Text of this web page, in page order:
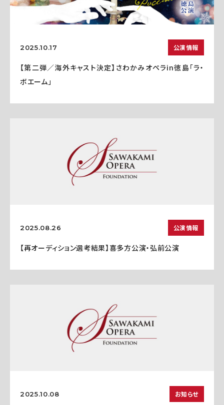
2025.10.17 公演情報
【第二弾／海外キャスト決定】さわかみオペラin徳島「ラ・
ボエーム」
2025.08.26 公演情報
【再オーディション選考結果】喜多方公演・弘前公演
2025.10.08 お知らせ